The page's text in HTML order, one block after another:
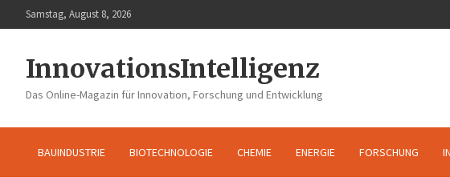
to
Samstag, August 8, 2026
InnovationsIntelligenz
Das Online-Magazin für Innovation, Forschung und Entwicklung
BAUINDUSTRIE BIOTECHNOLOGIE CHEMIE ENERGIE FORSCHUNG